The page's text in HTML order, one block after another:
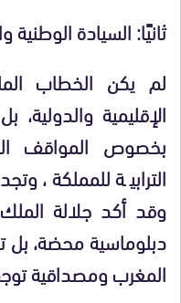
ثانيًا: السيادة الوطنية
لم يكن الخطاب
الإقليمية
بخصوص المواقف
الترابية للمملكة،
وقد أكد جلالة
دبلوماسية محضة، بل
المغرب ومصداقية